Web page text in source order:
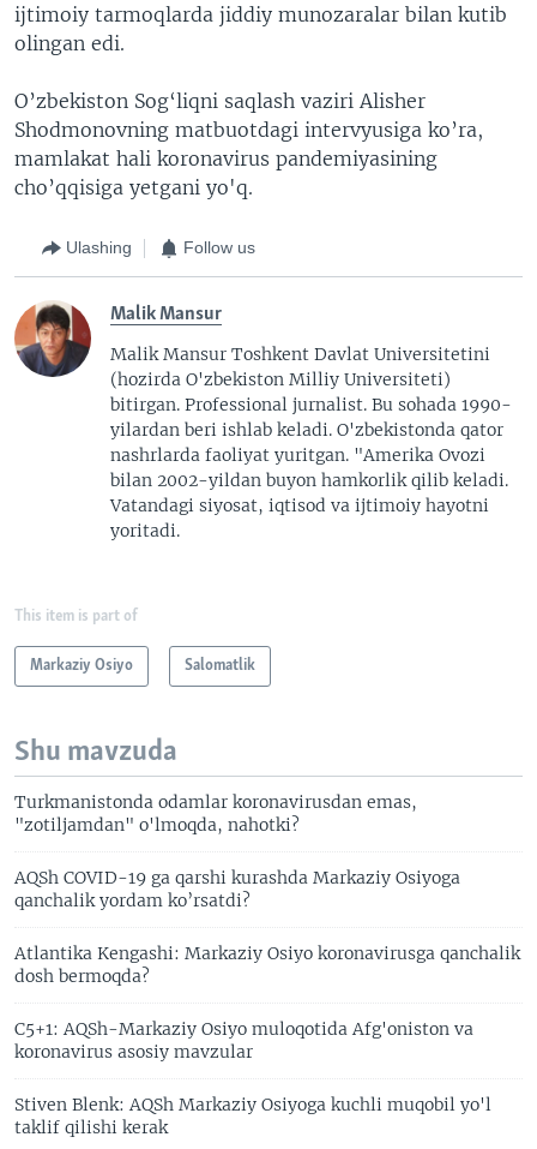
ijtimoiy tarmoqlarda jiddiy munozaralar bilan kutib
olingan edi.
O’zbekiston Sog‘liqni saqlash vaziri Alisher
Shodmonovning matbuotdagi intervyusiga ko’ra,
mamlakat hali koronavirus pandemiyasining
cho’qqisiga yetgani yo'q.
Ulashing Follow us
Malik Mansur
Malik Mansur Toshkent Davlat Universitetini
(hozirda O'zbekiston Milliy Universiteti)
bitirgan. Professional jurnalist. Bu sohada 1990-
yilardan beri ishlab keladi. O'zbekistonda qator
nashrlarda faoliyat yuritgan. "Amerika Ovozi
bilan 2002-yildan buyon hamkorlik qilib keladi.
Vatandagi siyosat, iqtisod va ijtimoiy hayotni
yoritadi.
This item is part of
Markaziy Osiyo Salomatlik
Shu mavzuda
Turkmanistonda odamlar koronavirusdan emas,
"zotiljamdan" o'lmoqda, nahotki?
AQSh COVID-19 ga qarshi kurashda Markaziy Osiyoga
qanchalik yordam ko’rsatdi?
Atlantika Kengashi: Markaziy Osiyo koronavirusga qanchalik
dosh bermoqda?
C5+1: AQSh-Markaziy Osiyo muloqotida Afg'oniston va
koronavirus asosiy mavzular
Stiven Blenk: AQSh Markaziy Osiyoga kuchli muqobil yo'l
taklif qilishi kerak